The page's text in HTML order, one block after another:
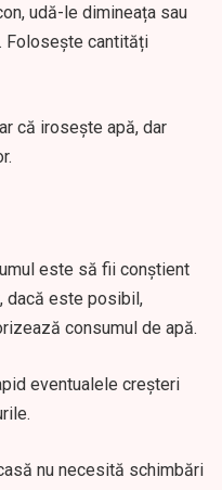
udă-le dimineața sau
Folosește cantități
că irosește apă, dar
este să fii conștient
dacă este posibil,
consumul de apă.
eventualele creșteri
nu necesită schimbări